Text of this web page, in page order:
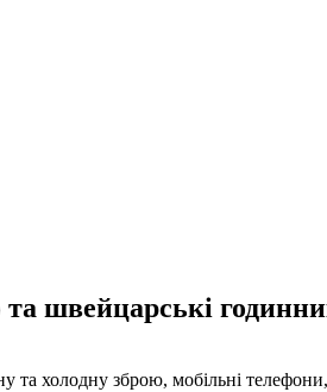
та швейцарські
та холодну зброю, мобільні